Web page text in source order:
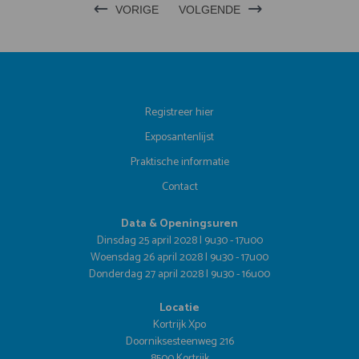
VORIGE VOLGENDE
Registreer hier
Exposantenlijst
Praktische informatie
Contact
Data & Openingsuren
Dinsdag 25 april 2028 | 9u30 - 17u00
Woensdag 26 april 2028 | 9u30 - 17u00
Donderdag 27 april 2028 | 9u30 - 16u00
Locatie
Kortrijk Xpo
Doorniksesteenweg 216